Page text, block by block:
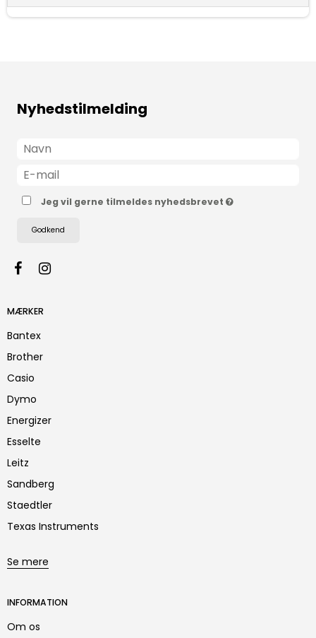
Nyhedstilmelding
Jeg vil gerne tilmeldes nyhedsbrevet
Godkend
MÆRKER
Bantex
Brother
Casio
Dymo
Energizer
Esselte
Leitz
Sandberg
Staedtler
Texas Instruments
Se mere
INFORMATION
Om os